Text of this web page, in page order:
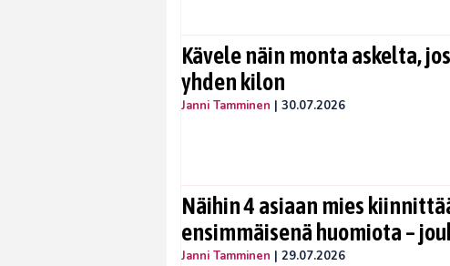
Kävele näin monta askelta,
yhden kilon
Janni Tamminen | 30.07.2026
Näihin 4 asiaan mies
ensimmäisenä huomiota –
Janni Tamminen | 29.07.2026